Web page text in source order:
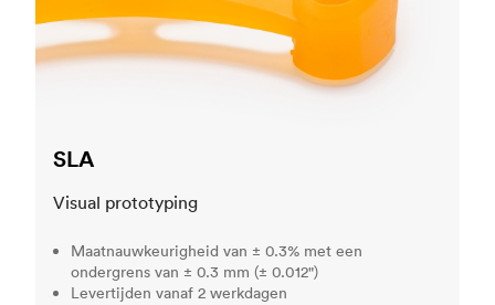
SLA
Visual prototyping
Maatnauwkeurigheid van ± 0.3% met een
ondergrens van ± 0.3 mm (± 0.012")
Levertijden vanaf 2 werkdagen